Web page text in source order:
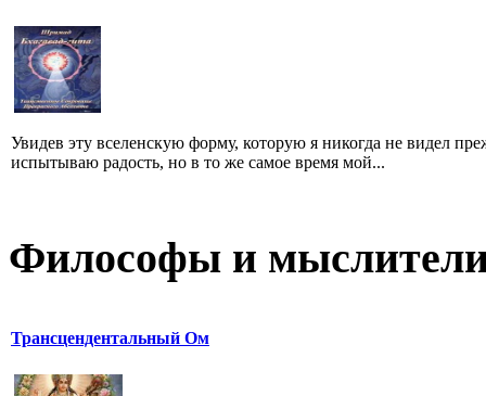
Увидев эту вселенскую форму, которую я никогда не видел
испытываю радость, но в то же самое время мой...
Философы и
Трансцендентальный Ом